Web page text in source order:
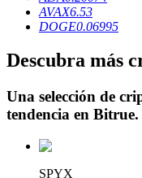
Inversión automática
Obtenga ganancias
AVAX6.53
DOGE0.06995
Descubra más
Una selección de
tendencia en Bitrue.
SPYX